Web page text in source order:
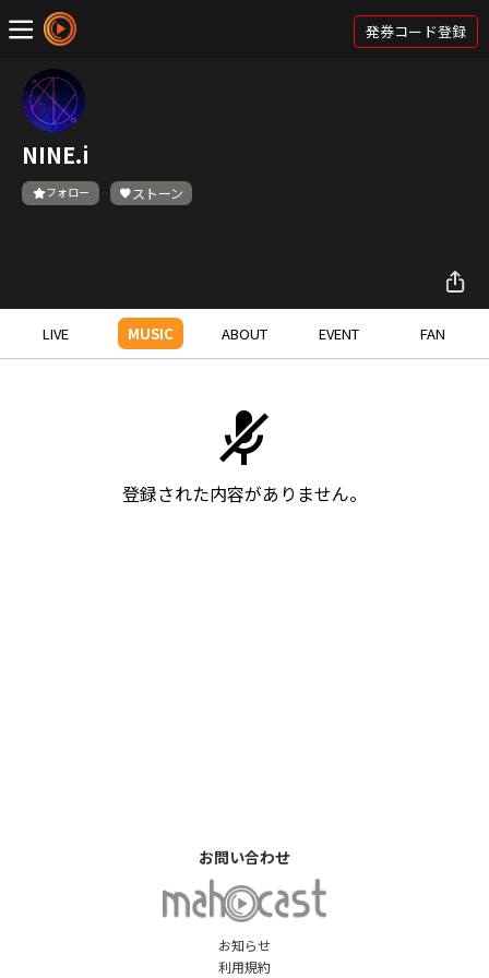
発券コード登録
NINE.i
フォロー ストーン
LIVE MUSIC ABOUT EVENT FAN
登録された内容がありません。
お知らせ
利用規約
お問い合わせ